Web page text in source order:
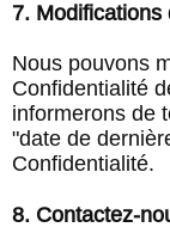
7. Modifications
Nous pouvons
Confidentialité
informerons de
"date de
Confidentialité.
8. Contactez-